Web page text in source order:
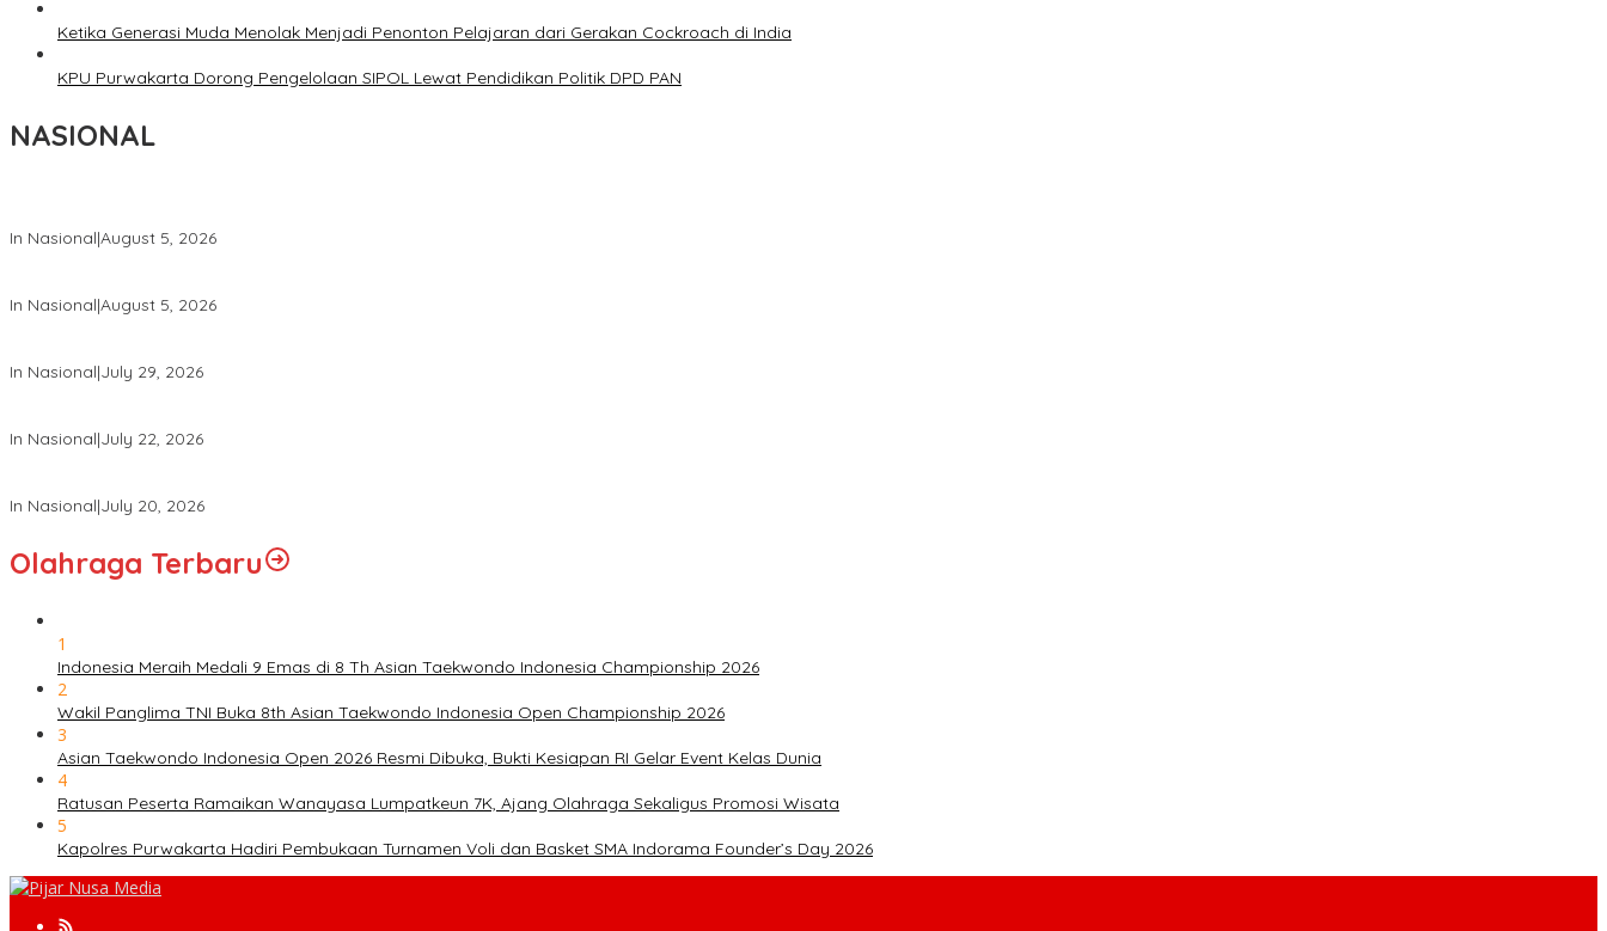
Ketika Generasi Muda Menolak Menjadi Penonton Pelajaran dari Gerakan Cockroach di India
KPU Purwakarta Dorong Pengelolaan SIPOL Lewat Pendidikan Politik DPD PAN
NASIONAL
In Nasional|August 5, 2026
In Nasional|August 5, 2026
In Nasional|July 29, 2026
In Nasional|July 22, 2026
In Nasional|July 20, 2026
Olahraga Terbaru
1
Indonesia Meraih Medali 9 Emas di 8 Th Asian Taekwondo Indonesia Championship 2026
2
Wakil Panglima TNI Buka 8th Asian Taekwondo Indonesia Open Championship 2026
3
Asian Taekwondo Indonesia Open 2026 Resmi Dibuka, Bukti Kesiapan RI Gelar Event Kelas Dunia
4
Ratusan Peserta Ramaikan Wanayasa Lumpatkeun 7K, Ajang Olahraga Sekaligus Promosi Wisata
5
Kapolres Purwakarta Hadiri Pembukaan Turnamen Voli dan Basket SMA Indorama Founder’s Day 2026